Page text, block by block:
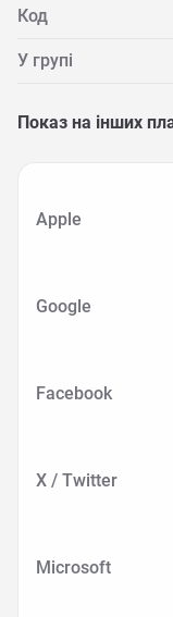
Код
У групі
Показ на інших
Apple
Google
Facebook
X / Twitter
Microsoft